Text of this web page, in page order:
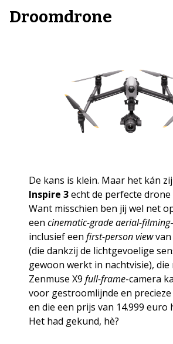
Droomdrone
De kans is klein. Maar het kán
Inspire 3echt de perfecte
Want misschien ben jij wel net
eencinematic-grade aerial-filming
inclusief eenfirst-person viewvan
(die dankzij de lichtgevoelige
gewoon werkt in nachtvisie), die
Zenmuse X9full-frame-camera
voor gestroomlijnde en precieze
en die een prijs van 14.999 euro
Het had gekund, hè?